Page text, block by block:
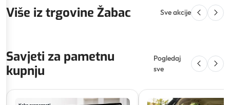
Više iz trgovine Žabac Sve akcije
Savjeti za pametnu
kupnju
Pogledaj
sve